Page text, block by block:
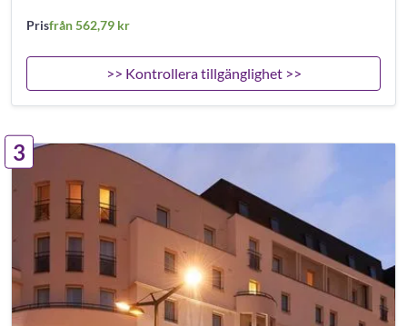
Prisfrån 562,79 kr
>> Kontrollera tillgänglighet >>
3